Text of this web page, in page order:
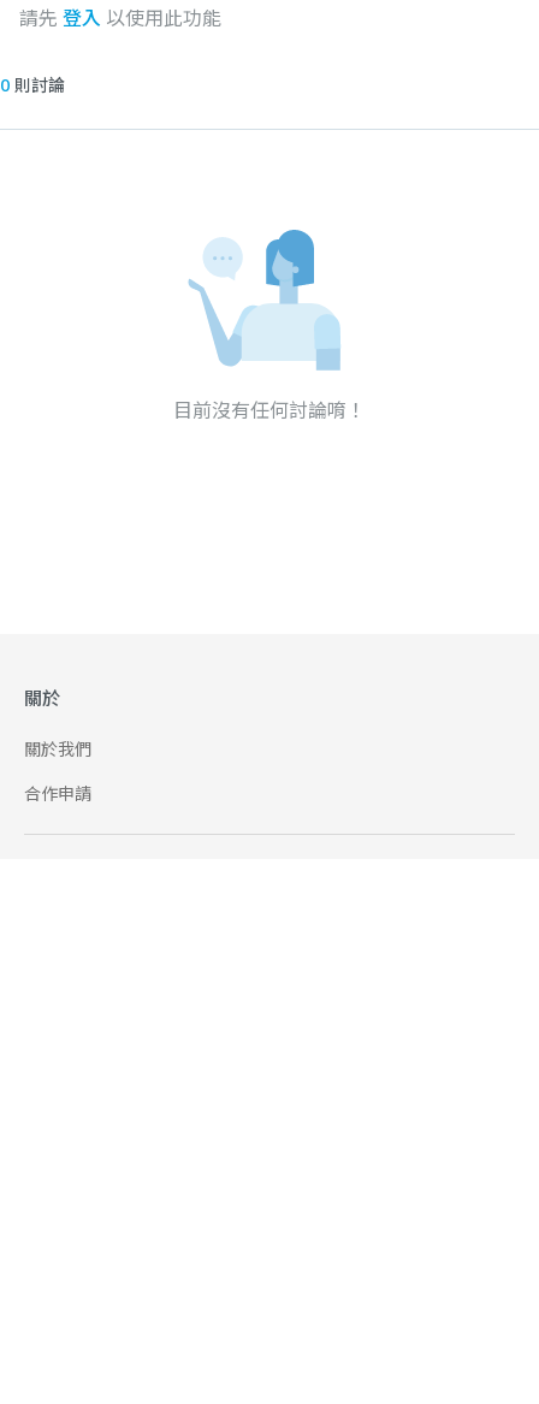
請先 登入 以使用此功能
0 則討論
目前沒有任何討論唷！
關於
關於我們
合作申請